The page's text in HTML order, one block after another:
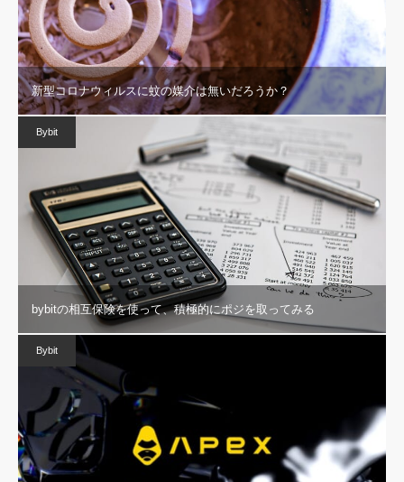
新型コロナウィルスに蚊の媒介は無いだろうか？
Bybit
bybitの相互保険を使って、積極的にポジを取ってみる
Bybit